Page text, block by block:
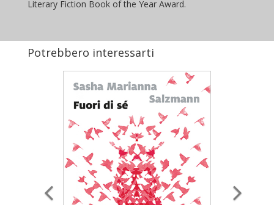
Literary Fiction Book of the Year Award.
Potrebbero interessarti